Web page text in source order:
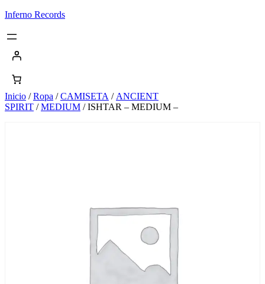
Saltar
contenido
Inferno Records
Inicio /Ropa /CAMISETA / ANCIENT
SPIRIT /MEDIUM / ISHTAR – MEDIUM –